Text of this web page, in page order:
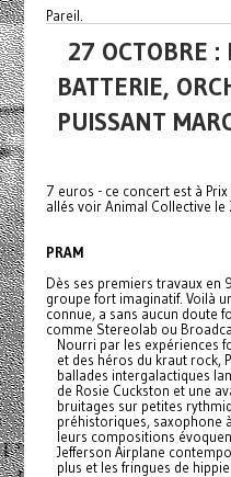
Pareil.
27 OCTOBRE :
BATTERIE,
PUISSANT
7 euros - ce concert est à
allés voir Animal Collective le
PRAM
Dès ses premiers travaux en
groupe fort imaginatif. Voilà
connue, a sans aucun doute
comme Stereolab ou
Nourri par les expériences
et des héros du kraut rock,
ballades intergalactiques
de Rosie Cuckston et une
bruitages sur petites
préhistoriques, saxophone
leurs compositions
Jefferson Airplane
plus et les fringues de